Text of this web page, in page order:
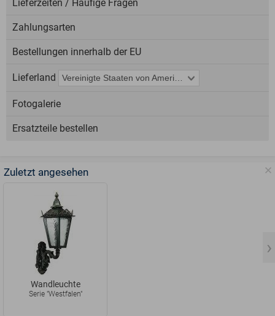
Lieferzeiten / Häufige Fragen
Zahlungsarten
Bestellungen innerhalb der EU
Lieferland
Fotogalerie
Ersatzteile bestellen
Zuletzt angesehen
Wandleuchte
Serie "Westfalen"